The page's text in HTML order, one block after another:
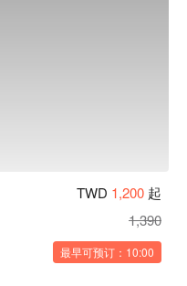
TWD 1,200 起
1,390
最早可预订：10:00